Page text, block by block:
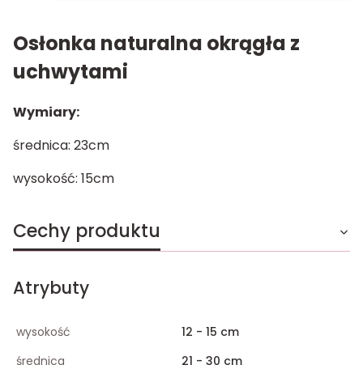
Osłonka naturalna okrągła z
uchwytami
Wymiary:
średnica: 23cm
wysokość: 15cm
Cechy produktu
Atrybuty
wysokość
12 - 15 cm
średnica
21 - 30 cm